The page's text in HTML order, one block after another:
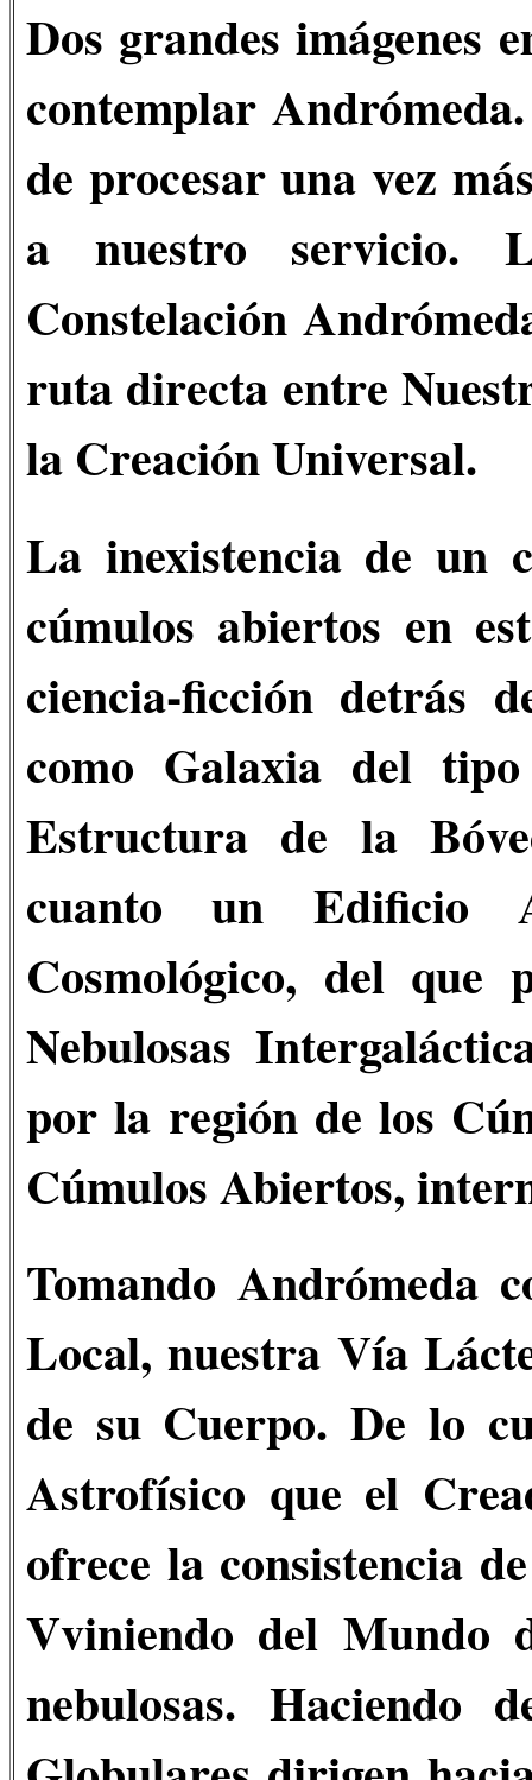
Dos grandes imágenes
contemplar
de procesar una vez
a nuestro servicio.
Constelación
ruta directa entre
la Creación Universal.
La inexistencia de un
cúmulos abiertos en
ciencia-ficción detrás
como Galaxia del
Estructura de la
cuanto un Edificio
Cosmológico, del que
Nebulosas
por la región de los
Cúmulos Abiertos,
Tomando Andrómeda
Local, nuestra Vía
de su Cuerpo. De lo
Astrofísico que el
ofrece la consistencia
Vviniendo del Mundo
nebulosas. Haciendo